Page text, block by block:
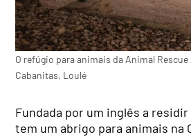
O refúgio para animais da Animal Rescue
Cabanitas, Loulé
Fundada por um inglês a residir
tem um abrigo para animais na